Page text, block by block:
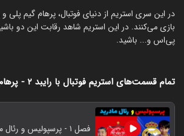
‏در این سری استریم از دنیای فوتبال، پرهام گیم پلی و
بازی می‌کنند. در این استریم شاهد رقابت این دو
پی‌اس و... باشید.
تمام قسمت‌های استریم فوتبال با رایبد ۲ - پرهام گیم پلی
فصل ۱ - پرسپولیس و رئال مادرید